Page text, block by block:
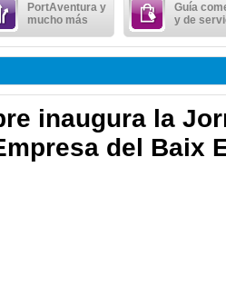
PortAventura y
mucho más
Guía
y de
inaugura la
del Baix